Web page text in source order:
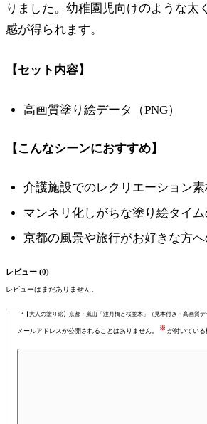
りました。幼稚園児向けのような
感が得られます。
【セット内容】
高画質塗り絵データ（PNG）
【こんなシーンにおすすめ】
介護施設でのレクリエーション素
マンネリ化しがちな塗り絵タイ
京都の風景や旅行がお好きな方
レビュー (0)
レビューはまだありません。
“【大人の塗り絵】京都・嵐山「渡月橋と桜並木」（見本付き・高画質
メールアドレスが公開されることはありません。 ※ が付いてい